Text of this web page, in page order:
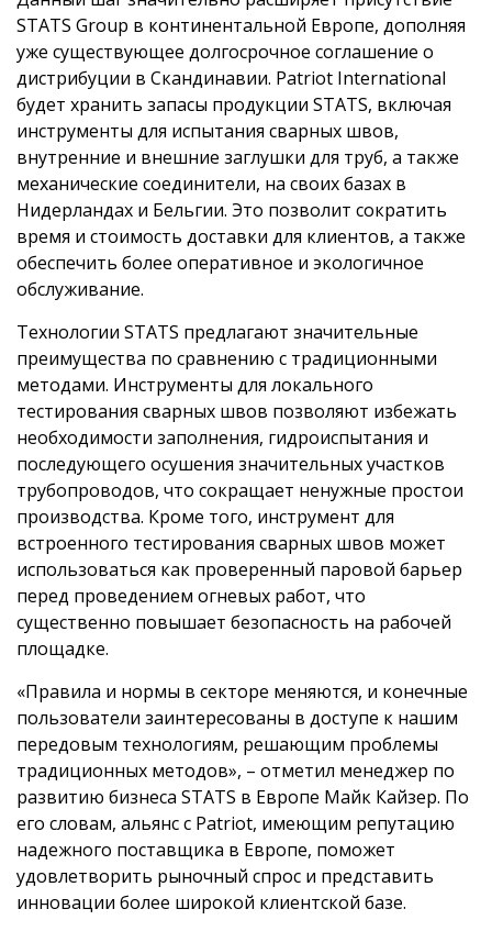
STATS Group в континентальной Европе, дополняя
уже существующее долгосрочное соглашение о
дистрибуции в Скандинавии. Patriot International
будет хранить запасы продукции STATS, включая
инструменты для испытания сварных швов,
внутренние и внешние заглушки для труб, а также
механические соединители, на своих базах в
Нидерландах и Бельгии. Это позволит сократить
время и стоимость доставки для клиентов, а также
обеспечить более оперативное и экологичное
обслуживание.
Технологии STATS предлагают значительные
преимущества по сравнению с традиционными
методами. Инструменты для локального
тестирования сварных швов позволяют избежать
необходимости заполнения, гидроиспытания и
последующего осушения значительных участков
трубопроводов, что сокращает ненужные простои
производства. Кроме того, инструмент для
встроенного тестирования сварных швов может
использоваться как проверенный паровой барьер
перед проведением огневых работ, что
существенно повышает безопасность на рабочей
площадке.
«Правила и нормы в секторе меняются, и конечные
пользователи заинтересованы в доступе к нашим
передовым технологиям, решающим проблемы
традиционных методов», – отметил менеджер по
развитию бизнеса STATS в Европе Майк Кайзер. По
его словам, альянс с Patriot, имеющим репутацию
надежного поставщика в Европе, поможет
удовлетворить рыночный спрос и представить
инновации более широкой клиентской базе.